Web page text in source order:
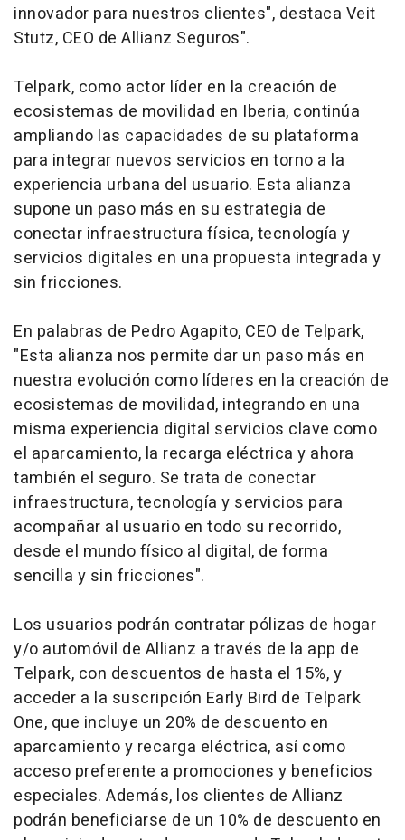
innovador para nuestros clientes", destaca Veit
Stutz, CEO de Allianz Seguros".
Telpark, como actor líder en la creación de
ecosistemas de movilidad en Iberia, continúa
ampliando las capacidades de su plataforma
para integrar nuevos servicios en torno a la
experiencia urbana del usuario. Esta alianza
supone un paso más en su estrategia de
conectar infraestructura física, tecnología y
servicios digitales en una propuesta integrada y
sin fricciones.
En palabras de Pedro Agapito, CEO de Telpark,
"Esta alianza nos permite dar un paso más en
nuestra evolución como líderes en la creación de
ecosistemas de movilidad, integrando en una
misma experiencia digital servicios clave como
el aparcamiento, la recarga eléctrica y ahora
también el seguro. Se trata de conectar
infraestructura, tecnología y servicios para
acompañar al usuario en todo su recorrido,
desde el mundo físico al digital, de forma
sencilla y sin fricciones".
Los usuarios podrán contratar pólizas de hogar
y/o automóvil de Allianz a través de la app de
Telpark, con descuentos de hasta el 15%, y
acceder a la suscripción Early Bird de Telpark
One, que incluye un 20% de descuento en
aparcamiento y recarga eléctrica, así como
acceso preferente a promociones y beneficios
especiales. Además, los clientes de Allianz
podrán beneficiarse de un 10% de descuento en